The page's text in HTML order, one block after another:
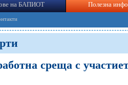
на БАПИОТ Полезна
среща с